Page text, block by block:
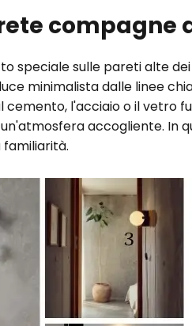
compagne
speciale sulle pareti alte
minimalista dalle linee
cemento, l'acciaio o il vetro
accogliente. In
familiarità.